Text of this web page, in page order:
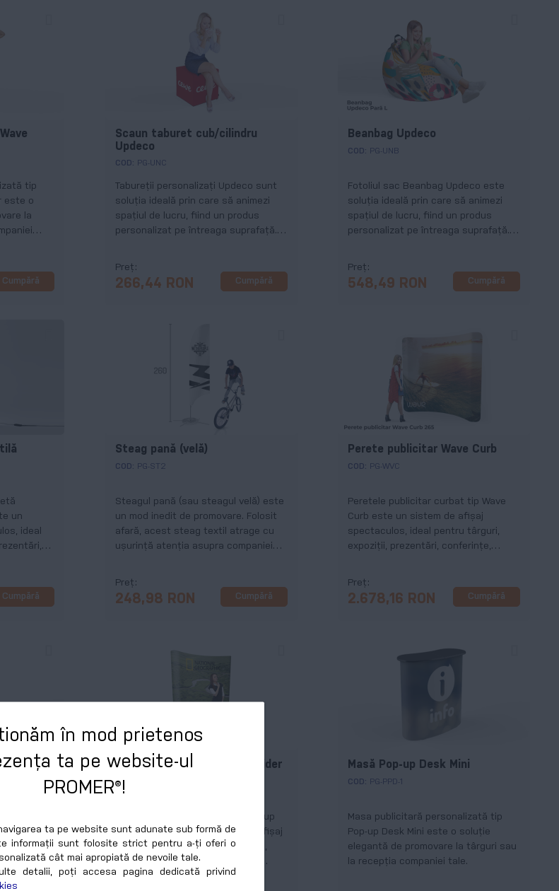
în mod prietenos
ta pe website-ul
PROMER®!
ta pe website sunt adunate sub formă de
informații sunt folosite strict pentru a-ți oferi o
cât mai apropiată de nevoile tale.
detalii, poți accesa pagina dedicată privind
tip
este o
la
Cumpără
Scaun taburet cub/cilindru
Updeco
COD: PG-UNC
Tabureții personalizați Updeco sunt
soluția ideală prin care să animezi
spațiul de lucru, fiind un produs
personalizat pe întreaga suprafață.
Preț
266,44 RON Cumpără
Beanbag Updeco
COD: PG-UNB
Fotoliul sac Beanbag Updeco este
soluția ideală prin care să animezi
spațiul de lucru, fiind un produs
personalizat pe întreaga suprafață.
Preț
548,49 RON Cumpără
un
ideal
Cumpără
Steag pană (velă)
COD: PG-ST2
Steagul pană (sau steagul velă) este
un mod inedit de promovare. Folosit
afară, acest steag textil atrage cu
ușurință atenția asupra companiei
Preț
248,98 RON Cumpără
Perete publicitar Wave Curb
COD: PG-WVC
Peretele publicitar curbat tip Wave
Curb este un sistem de afișaj
spectaculos, ideal pentru târguri,
expoziții, prezentări, conferințe,
compania ta.
Preț
2.678,16 RON Cumpără
tip
sau
Perete publicitar Pop-up Spider
COD:
Peretele publicitar drept tip Pop-up
Spider Curb este un sistem de afișaj
spectaculos, ideal pentru târguri,
expoziții, prezentări, conferințe,
lansări de produs, ședinte și orice alt
Masă Pop-up Desk Mini
COD: PG-PPD-1
Masa publicitară personalizată tip
Pop-up Desk Mini este o soluție
elegantă de promovare la târguri sau
la recepția companiei tale.